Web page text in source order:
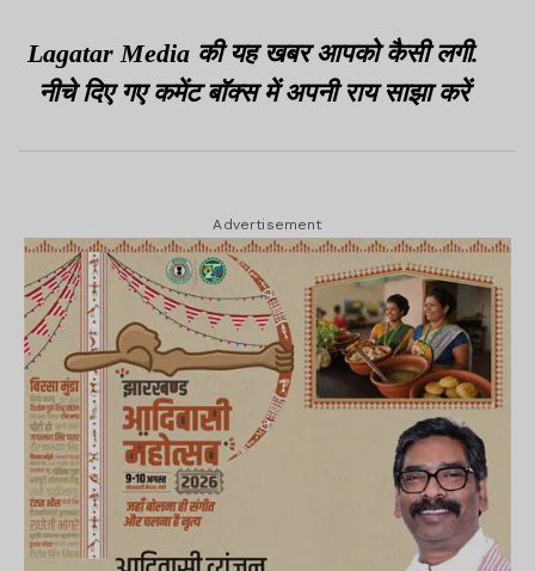
Lagatar Media की यह खबर आपको कैसी लगी.
नीचे दिए गए कमेंट बॉक्स में अपनी राय साझा करें
Advertisement